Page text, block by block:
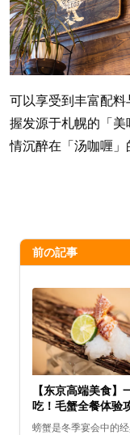
可以享受到丰富配
握发源于札幌的「
情沉醉在「汤咖喱」
前の記事
【东京高端美食】
吃！毛蟹全餐体验
清洗到蟹味噌炒面
螃蟹是冬季宴会中的经